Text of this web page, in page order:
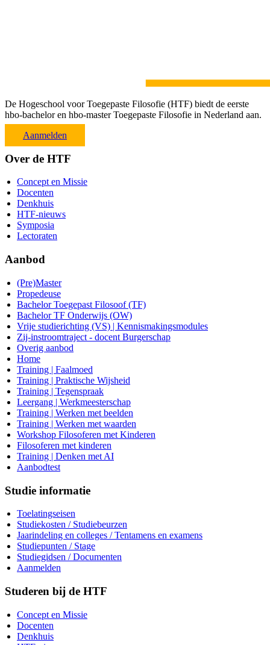
De Hogeschool voor Toegepaste Filosofie (HTF) biedt de eerste
hbo-bachelor en hbo-master Toegepaste Filosofie in Nederland aan.
Aanmelden
Over de HTF
Concept en Missie
Docenten
Denkhuis
HTF-nieuws
Symposia
Lectoraten
Aanbod
(Pre)Master
Propedeuse
Bachelor Toegepast Filosoof (TF)
Bachelor TF Onderwijs (OW)
Vrije studierichting (VS) | Kennismakingsmodules
Zij-instroomtraject - docent Burgerschap
Overig aanbod
Home
Training | Faalmoed
Training | Praktische Wijsheid
Training | Tegenspraak
Leergang | Werkmeesterschap
Training | Werken met beelden
Training | Werken met waarden
Workshop Filosoferen met Kinderen
Filosoferen met kinderen
Training | Denken met AI
Aanbodtest
Studie informatie
Toelatingseisen
Studiekosten / Studiebeurzen
Jaarindeling en colleges / Tentamens en examens
Studiepunten / Stage
Studiegidsen / Documenten
Aanmelden
Studeren bij de HTF
Concept en Missie
Docenten
Denkhuis